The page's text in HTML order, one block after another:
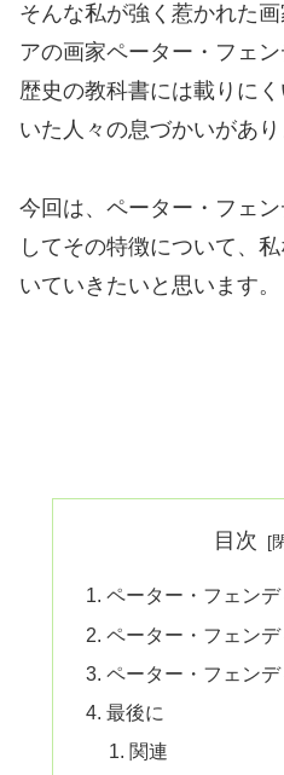
そんな私が強く惹かれた
アの画家ペーター・フェ
歴史の教科書には載りに
いた人々の息づかいがあり
今回は、ペーター・フェ
してその特徴について、
いていきたいと思います。
目次
ペーター・フェン
ペーター・フェンデ
ペーター・フェン
最後に
関連